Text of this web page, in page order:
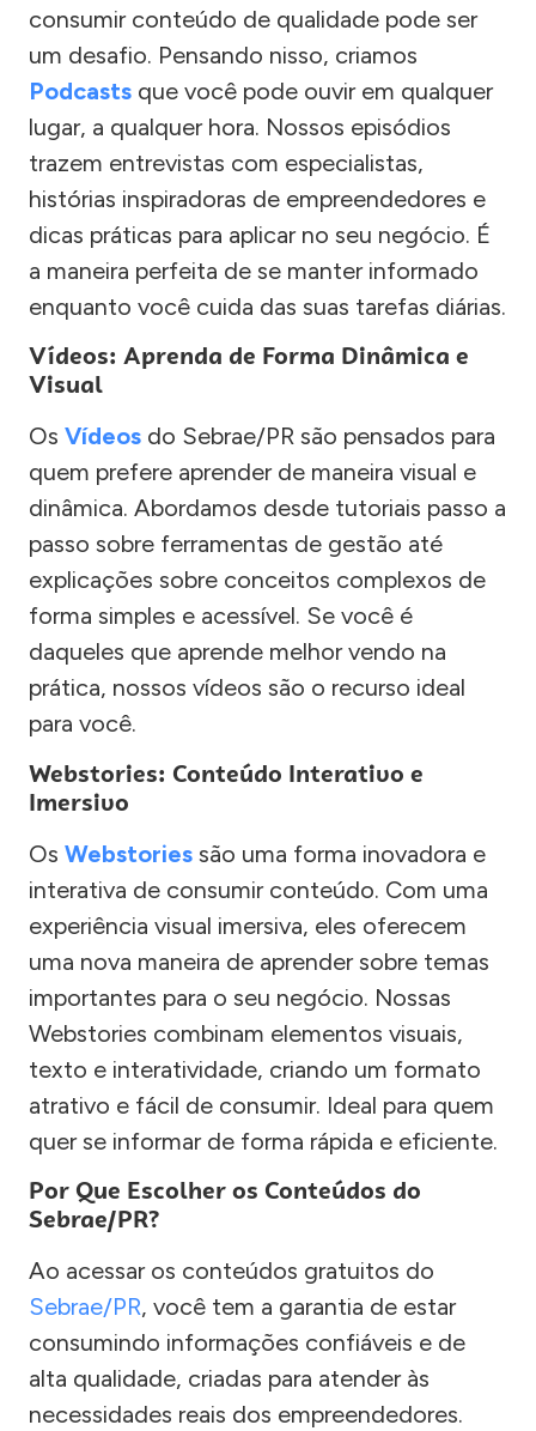
consumir conteúdo de qualidade pode ser
um desafio. Pensando nisso, criamos
Podcasts que você pode ouvir em qualquer
lugar, a qualquer hora. Nossos episódios
trazem entrevistas com especialistas,
histórias inspiradoras de empreendedores e
dicas práticas para aplicar no seu negócio. É
a maneira perfeita de se manter informado
enquanto você cuida das suas tarefas diárias.
Vídeos: Aprenda de Forma Dinâmica e
Visual
Os Vídeos do Sebrae/PR são pensados para
quem prefere aprender de maneira visual e
dinâmica. Abordamos desde tutoriais passo a
passo sobre ferramentas de gestão até
explicações sobre conceitos complexos de
forma simples e acessível. Se você é
daqueles que aprende melhor vendo na
prática, nossos vídeos são o recurso ideal
para você.
Webstories: Conteúdo Interativo e
Imersivo
Os Webstories são uma forma inovadora e
interativa de consumir conteúdo. Com uma
experiência visual imersiva, eles oferecem
uma nova maneira de aprender sobre temas
importantes para o seu negócio. Nossas
Webstories combinam elementos visuais,
texto e interatividade, criando um formato
atrativo e fácil de consumir. Ideal para quem
quer se informar de forma rápida e eficiente.
Por Que Escolher os Conteúdos do
Sebrae/PR?
Ao acessar os conteúdos gratuitos do
Sebrae/PR, você tem a garantia de estar
consumindo informações confiáveis e de
alta qualidade, criadas para atender às
necessidades reais dos empreendedores.